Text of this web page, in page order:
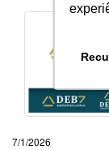
7/1/2026